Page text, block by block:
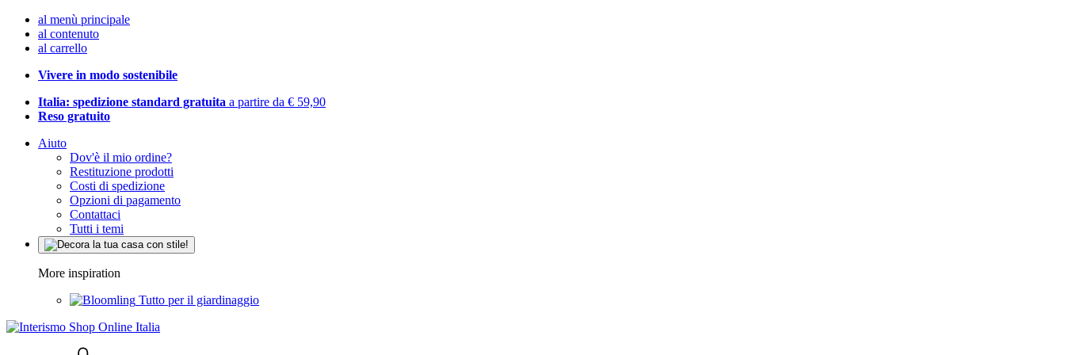
al menù principale
al contenuto
al carrello
Vivere in modo sostenibile
Italia: spedizione standard gratuita a partire da € 59,90
Reso gratuito
Aiuto
Dov'è il mio ordine?
Restituzione prodotti
Costi di spedizione
Opzioni di pagamento
Contattaci
Tutti i temi
More inspiration
Tutto per il giardinaggio